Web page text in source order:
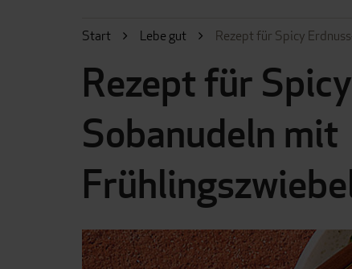
Start Lebe gut Rezept für Spicy
Rezept für
Sobanudeln mit